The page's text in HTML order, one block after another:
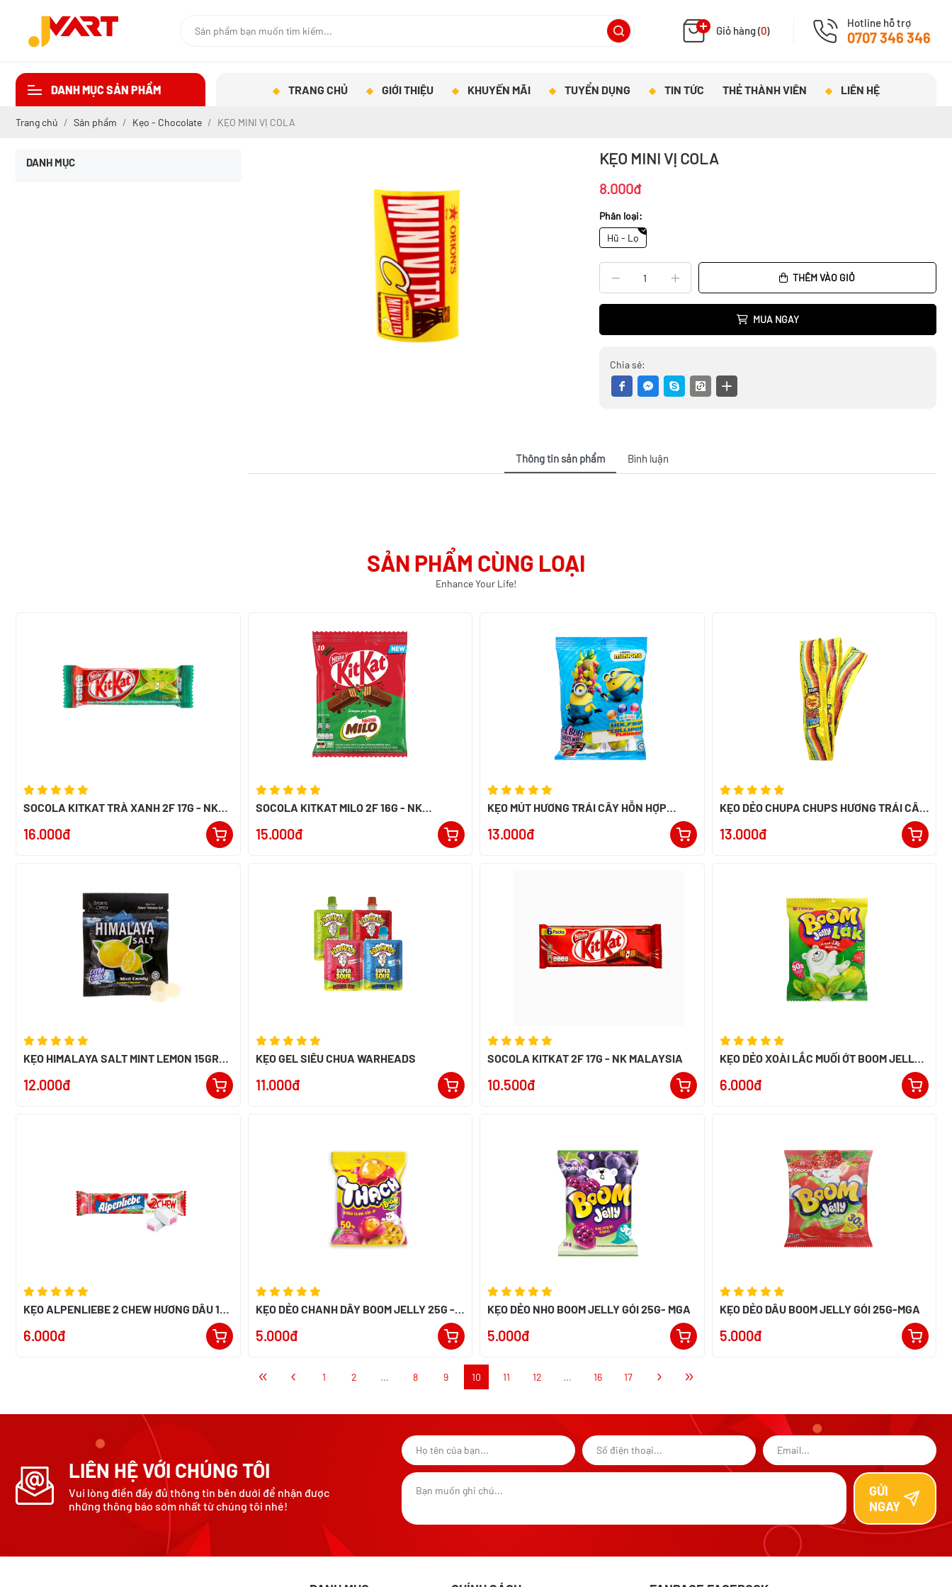
Giỏ hàng (0)
Hotline hỗ trợ
0707 346 346
DANH MỤC SẢN PHẨM TRANG CHỦ GIỚI THIỆU KHUYẾN MÃI TUYỂN DỤNG TIN TỨC THẺ THÀNH VIÊN LIÊN HỆ
Trang chủ Sản phẩm Kẹo - Chocolate KẸO MINI VỊ COLA
DANH MỤC KẸO MINI VỊ COLA
8.000đ
Phân loại:
Hũ - Lọ
THÊM VÀO GIỎ
MUA NGAY
Chia sẻ:
Thông tin sản phẩm Bình luận
SẢN PHẨM CÙNG LOẠI
Enhance Your Life!
SOCOLA KITKAT TRÀ XANH 2F 17G - NK
16.000đ
SOCOLA KITKAT MILO 2F 16G - NK
15.000đ
KẸO MÚT HƯƠNG TRÁI CÂY HỖN HỢP
13.000đ
KẸO DẺO CHUPA CHUPS HƯƠNG TRÁI CÂY
13.000đ
KẸO HIMALAYA SALT MINT LEMON 15GR-
12.000đ
KẸO GEL SIÊU CHUA WARHEADS
11.000đ
SOCOLA KITKAT 2F 17G - NK MALAYSIA
10.500đ
KẸO DẺO XOÀI LẮC MUỐI ỚT BOOM JELLY
6.000đ
KẸO ALPENLIEBE 2 CHEW HƯƠNG DÂU 16
6.000đ
KẸO DẺO CHANH DÂY BOOM JELLY 25G -
5.000đ
KẸO DẺO NHO BOOM JELLY GÓI 25G- MGA
5.000đ
KẸO DẺO DÂU BOOM JELLY GÓI 25G-MGA
5.000đ
1 2 ... 8 9 10 11 12 ... 16 17
LIÊN HỆ VỚI CHÚNG TÔI
Vui lòng điền đầy đủ thông tin bên dưới để nhận được
những thông báo sớm nhất từ chúng tôi nhé!
GỬI
NGAY